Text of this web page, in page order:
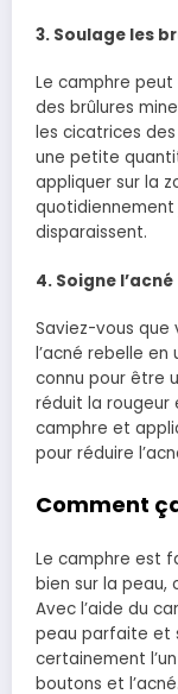
3. Soulage les
Le camphre
des brûlures
les cicatrices
une petite
appliquer sur la
quotidiennement
disparaissent.
4. Soigne l’acné
Saviez-vous que
l’acné rebelle
connu pour être
réduit la rougeur
camphre et
pour réduire
Comment
Le camphre est
bien sur la peau,
Avec l’aide du
peau parfaite et
certainement
boutons et